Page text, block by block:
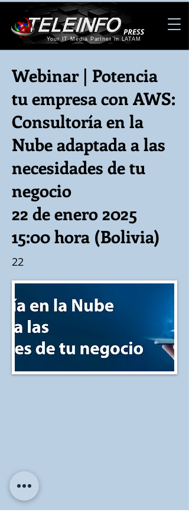
Your IT Media Partner in LATAM
Webinar | Potencia
tu empresa con AWS:
Consultoría en la
Nube adaptada a las
necesidades de tu
negocio
22 de enero 2025
15:00 hora (Bolivia)
22